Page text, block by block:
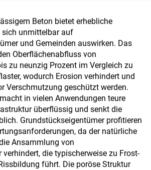
Beton bietet erhebliche
sich unmittelbar auf
und Gemeinden auswirken. Das
Oberflächenabfluss von
zu neunzig Prozent im Vergleich zu
wodurch Erosion verhindert und
Verschmutzung geschützt werden.
in vielen Anwendungen teure
überflüssig und senkt die
Grundstückseigentümer profitieren
da der natürliche
Ansammlung von
verhindert, die typischerweise zu Frost-
führt. Die poröse Struktur